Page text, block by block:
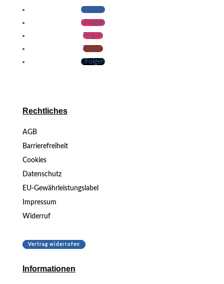
Folgen
Folgen
Folgen
Folgen
Folgen
Rechtliches
AGB
Barrierefreiheit
Cookies
Datenschutz
EU-Gewährleistungslabel
Impressum
Widerruf
Vertrag widerrufen
Informationen